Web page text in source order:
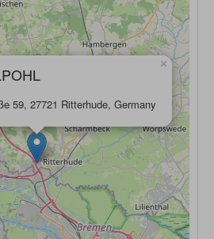
59, 27721 Ritterhude, Germany
×